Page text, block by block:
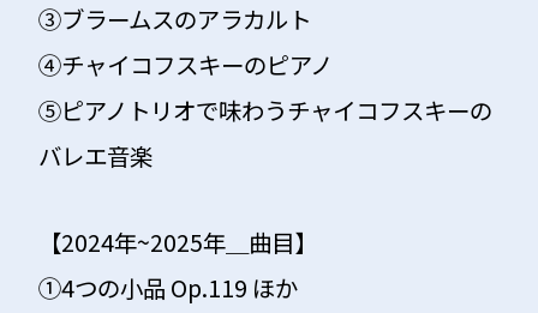
③ブラームスのアラカルト
④チャイコフスキーのピアノ
⑤ピアノトリオで味わうチャイコフスキーの
バレエ音楽
【2024年~2025年＿曲目】
①4つの小品 Op.119 ほか